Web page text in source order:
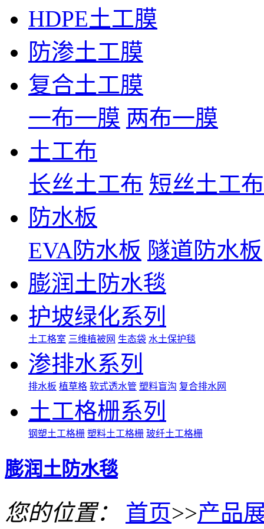
HDPE土工膜
防渗土工膜
复合土工膜
一布一膜 两布一膜
土工布
长丝土工布 短丝土工布
防水板
EVA防水板 隧道防水板
膨润土防水毯
护坡绿化系列
土工格室 三维植被网 生态袋 水土保护毯
渗排水系列
排水板 植草格 软式透水管 塑料盲沟 复合排水网
土工格栅系列
钢塑土工格栅 塑料土工格栅 玻纤土工格栅
膨润土防水毯
您的位置： 首页>>产品